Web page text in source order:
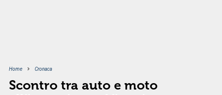
Home Cronaca
Scontro tra auto e moto